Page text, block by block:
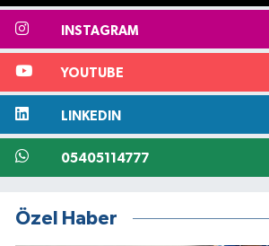
INSTAGRAM
YOUTUBE
LINKEDIN
05405114777
Özel Haber